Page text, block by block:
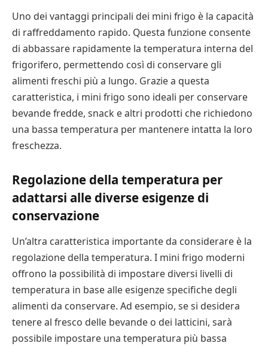
Uno dei vantaggi principali dei mini frigo è la capacità
di raffreddamento rapido. Questa funzione consente
di abbassare rapidamente la temperatura interna del
frigorifero, permettendo così di conservare gli
alimenti freschi più a lungo. Grazie a questa
caratteristica, i mini frigo sono ideali per conservare
bevande fredde, snack e altri prodotti che richiedono
una bassa temperatura per mantenere intatta la loro
freschezza.
Regolazione della temperatura per
adattarsi alle diverse esigenze di
conservazione
Un’altra caratteristica importante da considerare è la
regolazione della temperatura. I mini frigo moderni
offrono la possibilità di impostare diversi livelli di
temperatura in base alle esigenze specifiche degli
alimenti da conservare. Ad esempio, se si desidera
tenere al fresco delle bevande o dei latticini, sarà
possibile impostare una temperatura più bassa